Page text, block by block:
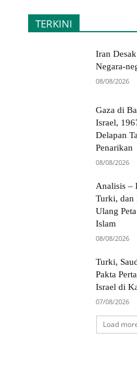
TERKINI
Iran
Negara-
08/08/2026
Gaza di
Israel,
Delapan
Penarikan
08/08/2026
Analisis –
Turki, dan
Ulang
Islam
08/08/2026
Turki,
Pakta
Israel di
07/08/2026
Load